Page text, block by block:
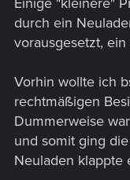
durch ein
vorausgesetzt,
Vorhin wollte ich
rechtmäßigen
Dummerweise
und somit ging
Neuladen klappte